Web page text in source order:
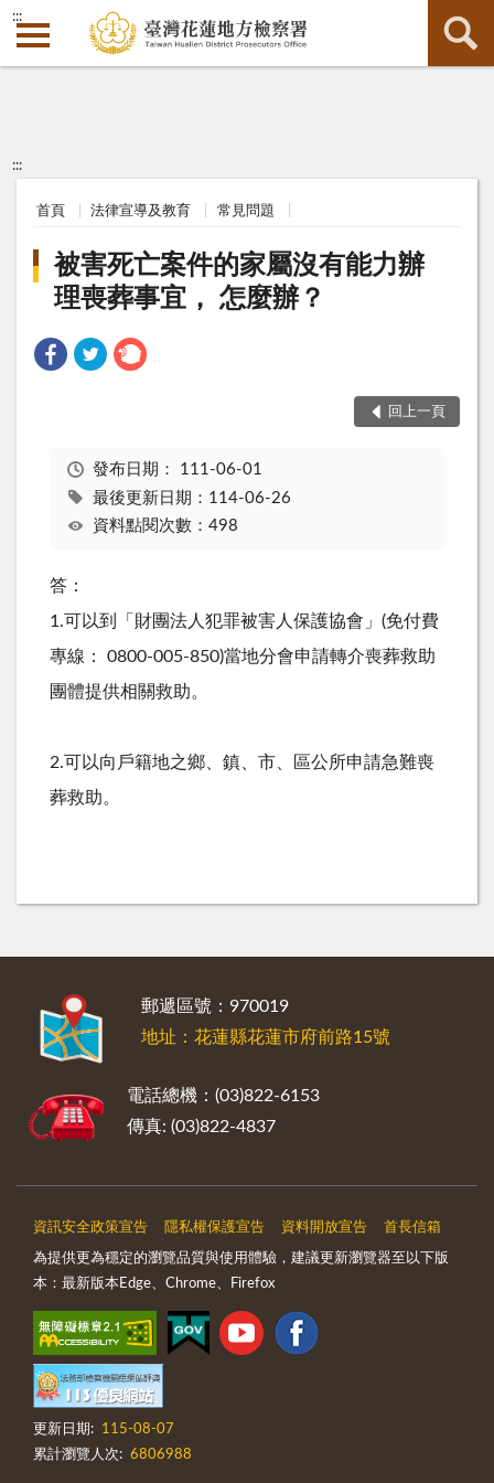
:::
:::
首頁 法律宣導及教育 常見問題
被害死亡案件的家屬沒有能力辦
理喪葬事宜， 怎麼辦？
回上一頁
發布日期： 111-06-01
最後更新日期：114-06-26
資料點閱次數：498
答：
1.可以到「財團法人犯罪被害人保護協會」(免付費
專線：
0800-005-850)當地分會申請轉介喪葬救助
團體提供相關救助。
2.可以向戶籍地之鄉、鎮、市、區公所申請急難喪
葬救助。
郵遞區號：970019
地址：花蓮縣花蓮市府前路15號
電話總機：(03)822-6153
傳真: (03)822-4837
資訊安全政策宣告 隱私權保護宣告 資料開放宣告 首長信箱
為提供更為穩定的瀏覽品質與使用體驗，建議更新瀏覽器至以下版
本：最新版本Edge、Chrome、Firefox
更新日期:
115-08-07
累計瀏覽人次: 6806988